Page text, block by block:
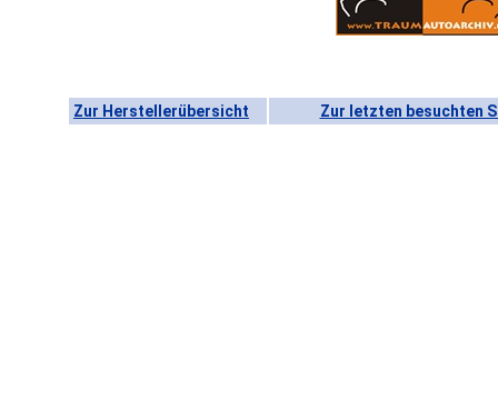
Zur Herstellerübersicht Zur letzten besuchten